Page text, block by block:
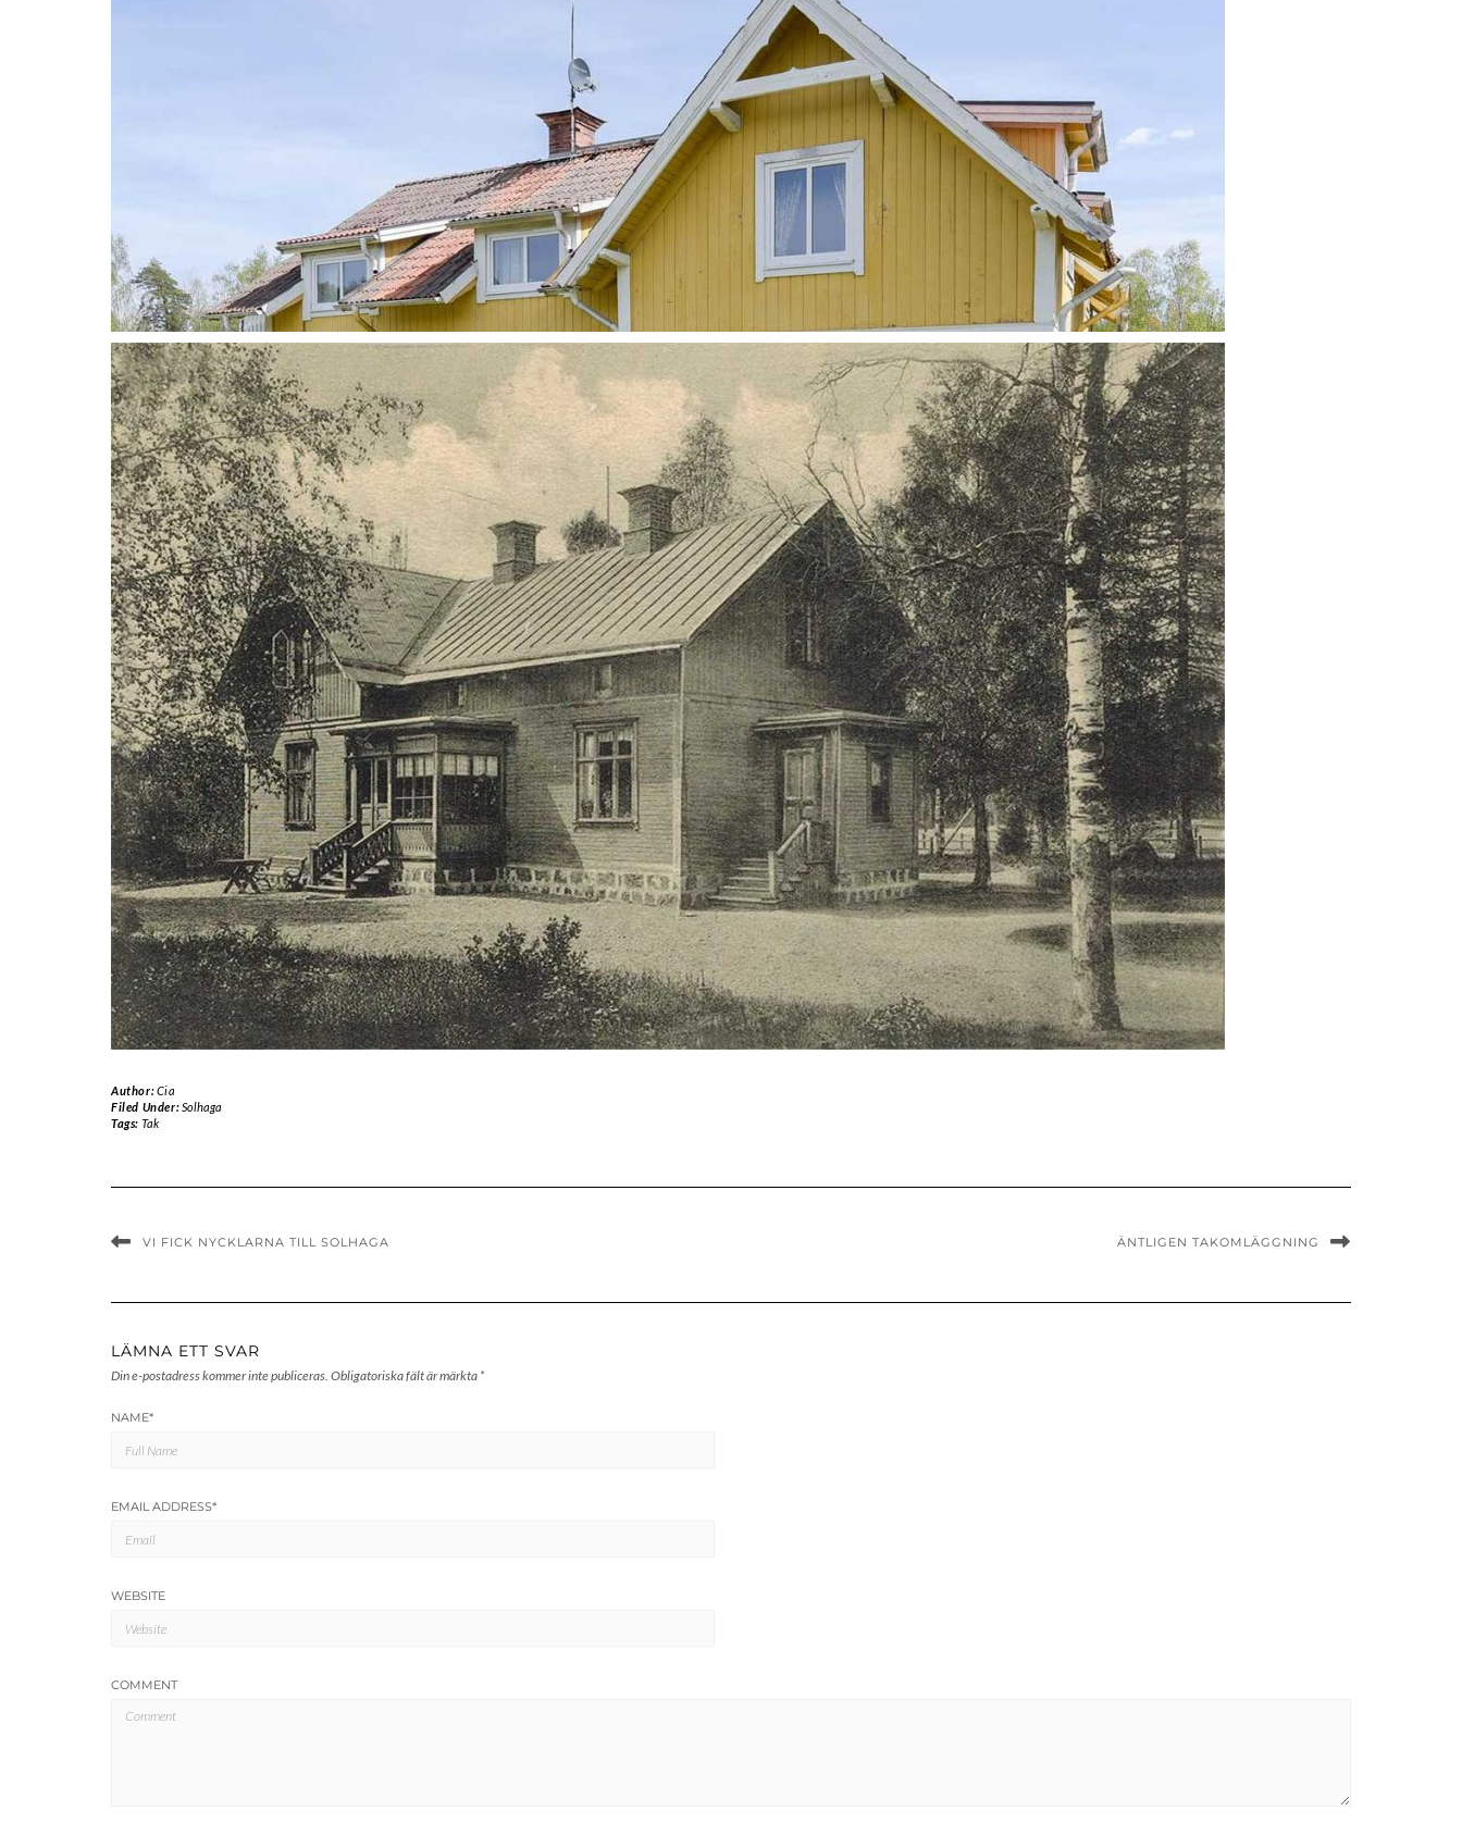
Author:Cia
Filed Under:Solhaga
Tags: Tak
VI FICK NYCKLARNA TILL SOLHAGA ÄNTLIGEN TAKOMLÄGGNING
LÄMNA ETT SVAR
Din e-postadress kommer inte publiceras. Obligatoriska fält är märkta *
NAME*
EMAIL ADDRESS*
WEBSITE
COMMENT